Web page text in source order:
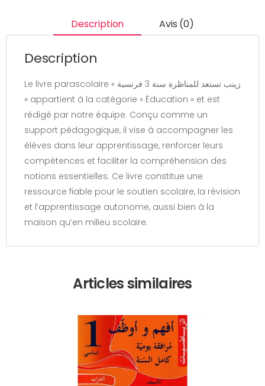
Description Avis (0)
Description
Le livre parascolaire « زينب تستعد للمناظرة سنة 3 فرنسية
» appartient à la catégorie « Éducation » et est
rédigé par notre équipe. Conçu comme un
support pédagogique, il vise à accompagner les
élèves dans leur apprentissage, renforcer leurs
compétences et faciliter la compréhension des
notions essentielles. Ce livre constitue une
ressource fiable pour le soutien scolaire, la révision
et l’apprentissage autonome, aussi bien à la
maison qu’en milieu scolaire.
Articles similaires